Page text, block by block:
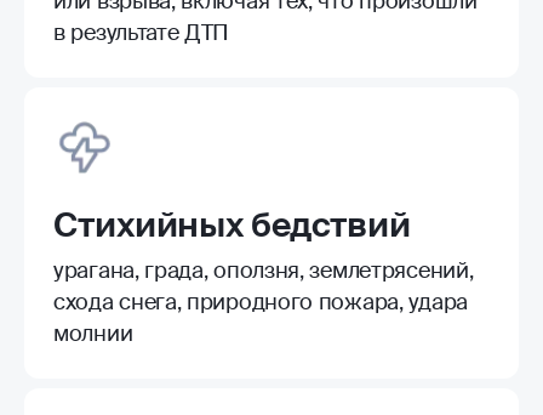
в результате ДТП
Стихийных бедствий
урагана, града, оползня, землетрясений,
схода снега, природного пожара, удара
молнии